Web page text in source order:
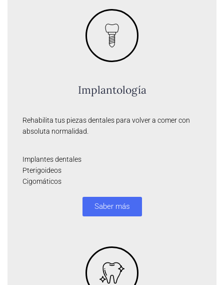
Implantología
Rehabilita tus piezas dentales para volver a comer con
absoluta normalidad.
Implantes dentales
Pterigoideos
Cigomáticos
Saber más